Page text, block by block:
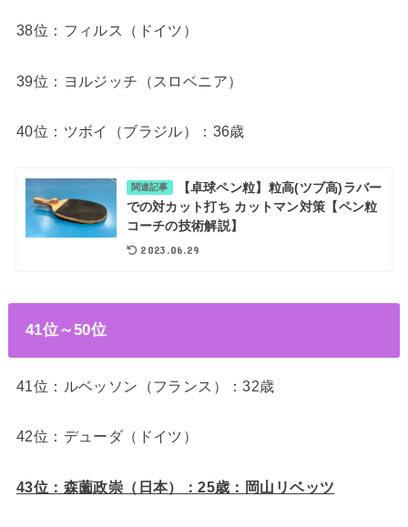
38位：フィルス（ドイツ）
39位：ヨルジッチ（スロベニア）
40位：ツボイ（ブラジル）：36歳
関連記事
【卓球ペン粒】粒高(ツブ高)ラバー
での対カット打ち カットマン対策【ペン粒
コーチの技術解説】
2023.06.29
41位～50位
41位：ルベッソン（フランス）：32歳
42位：デューダ（ドイツ）
43位：森薗政崇（日本）：25歳：岡山リベッツ